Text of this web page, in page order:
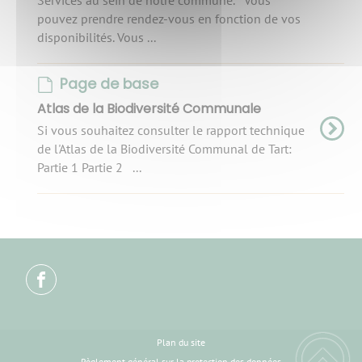
pouvez prendre rendez-vous en fonction de vos
disponibilités. Vous ...
Page de base
Atlas de la Biodiversité Communale
Si vous souhaitez consulter le rapport technique
de l'Atlas de la Biodiversité Communal de Tart:
Partie 1 Partie 2 ...
Plan du site